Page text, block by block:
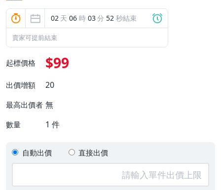
02 天 06 時 03分 51 秒結束
賣家可提前結束
起標價格 $99
出價增額 20
最高出價者 無
數量 1 件
自動出價 直接出價